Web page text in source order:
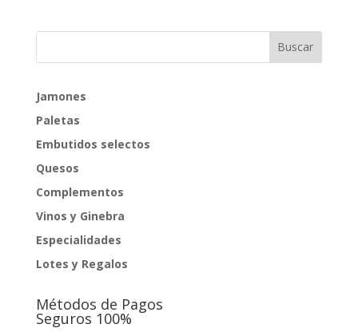
Jamones
Paletas
Embutidos selectos
Quesos
Complementos
Vinos y Ginebra
Especialidades
Lotes y Regalos
Métodos de Pagos
Seguros 100%